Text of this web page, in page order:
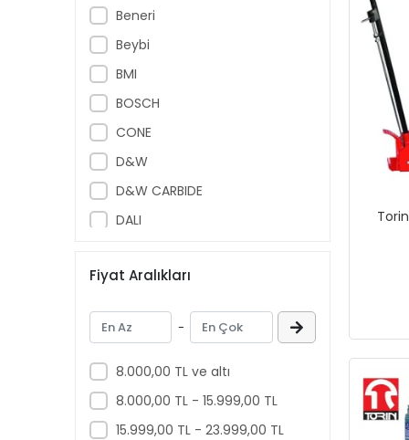
Beneri
Beybi
BMI
BOSCH
CONE
D&W
D&W CARBIDE
DALI
DW
DWCarbide
DWMachinery
DWMeasuring
ELTA
EMAX
Fiyat Aralıkları
-
8.000,00 TL ve altı
8.000,00 TL - 15.999,00 TL
15.999,00 TL - 23.999,00 TL